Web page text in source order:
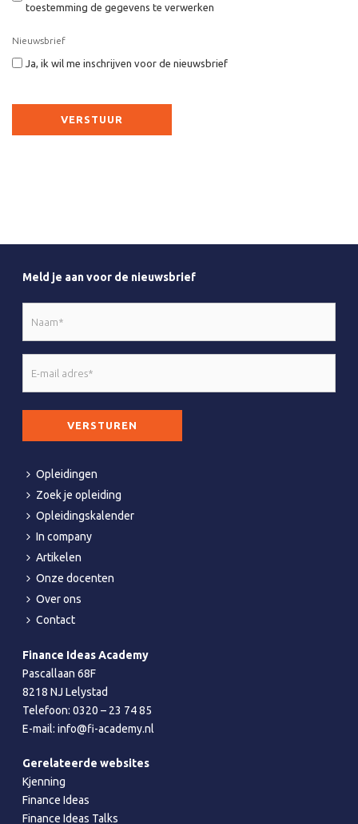
toestemming de gegevens te verwerken
Nieuwsbrief
Ja, ik wil me inschrijven voor de nieuwsbrief
Meld je aan voor de nieuwsbrief
Opleidingen
Zoek je opleiding
Opleidingskalender
In company
Artikelen
Onze docenten
Over ons
Contact
Finance Ideas Academy
Pascallaan 68F
8218 NJ Lelystad
Telefoon:0320 – 23 74 85
E-mail:info@fi-academy.nl
Gerelateerde websites
Kjenning
Finance Ideas
Finance Ideas Talks